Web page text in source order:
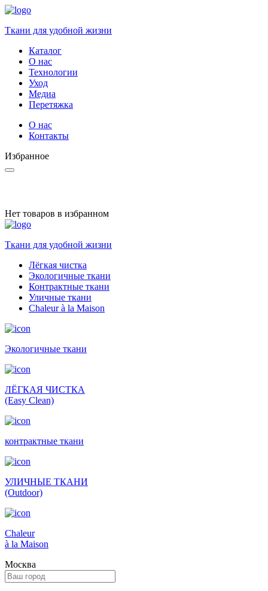
Ткани для удобной жизни
Каталог
О нас
Технологии
Уход
Медиа
Перетяжка
О нас
Контакты
Избранное
Нет товаров в избранном
Ткани для удобной жизни
Лёгкая чистка
Экологичные ткани
Контрактные ткани
Уличные ткани
Сhaleur à la Maison
Экологичные ткани
ЛЁГКАЯ ЧИСТКА
(Easy Clean)
контрактные ткани
УЛИЧНЫЕ ТКАНИ
(Outdoor)
Сhaleur
à la Maison
Москва